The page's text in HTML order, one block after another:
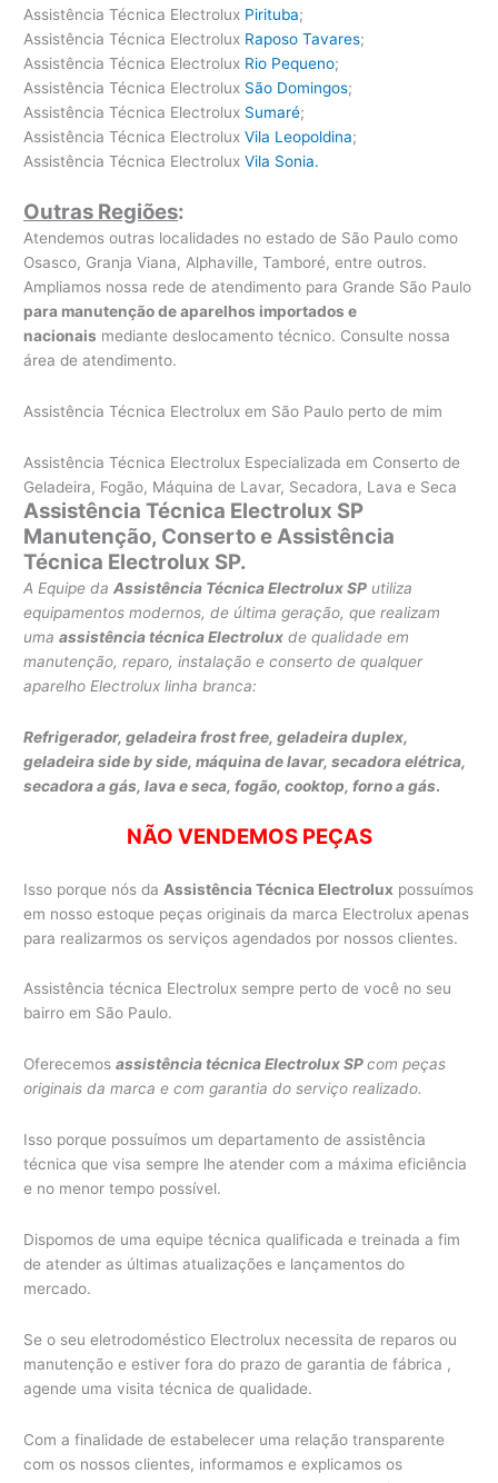
Assistência Técnica Electrolux Pirituba;
Assistência Técnica Electrolux Raposo Tavares;
Assistência Técnica Electrolux Rio Pequeno;
Assistência Técnica Electrolux São Domingos;
Assistência Técnica Electrolux Sumaré;
Assistência Técnica ElectroluxVila Leopoldina;
Assistência Técnica ElectroluxVila Sonia.
Outras Regiões:
Atendemos outras localidades no estado de São Paulo como
Osasco, Granja Viana, Alphaville, Tamboré, entre outros.
Ampliamos nossa rede de atendimento para Grande São Paulo
para manutenção de aparelhos importados e
nacionais mediante deslocamento técnico. Consulte nossa
área de atendimento.
Assistência Técnica Electrolux em São Paulo perto de mim
Assistência Técnica Electrolux Especializada em Conserto de
Geladeira, Fogão, Máquina de Lavar, Secadora, Lava e Seca
Assistência Técnica Electrolux SP
Manutenção, Conserto e Assistência
Técnica Electrolux SP.
A Equipe daAssistência Técnica Electrolux SP utiliza
equipamentos modernos, de última geração, que realizam
umaassistência técnica Electrolux de qualidade em
manutenção, reparo, instalação e conserto de qualquer
aparelho Electrolux linha branca:
Refrigerador, geladeira frost free, geladeira duplex,
geladeira side by side,máquina de lavar,secadora elétrica,
secadora a gás, lava e seca,fogão, cooktop, forno a gás.
NÃO VENDEMOS PEÇAS
Isso porque nós da Assistência Técnica Electrolux possuímos
em nosso estoque peças originais da marca Electrolux apenas
para realizarmos os serviços agendados por nossos clientes.
Assistência técnica Electrolux sempre perto de você no seu
bairro em São Paulo.
Oferecemosassistência técnica Electrolux SPcom peças
originais da marca e com garantia do serviço realizado.
Isso porque possuímos um departamento de assistência
técnica que visa sempre lhe atender com a máxima eficiência
e no menor tempo possível.
Dispomos de uma equipe técnica qualificada e treinada a fim
de atender as últimas atualizações e lançamentos do
mercado.
Se o seu eletrodoméstico Electrolux necessita de reparos ou
manutenção e estiver fora do prazo de garantia de fábrica ,
agende uma visita técnica de qualidade.
Com a finalidade de estabelecer uma relação transparente
com os nossos clientes, informamos e explicamos os